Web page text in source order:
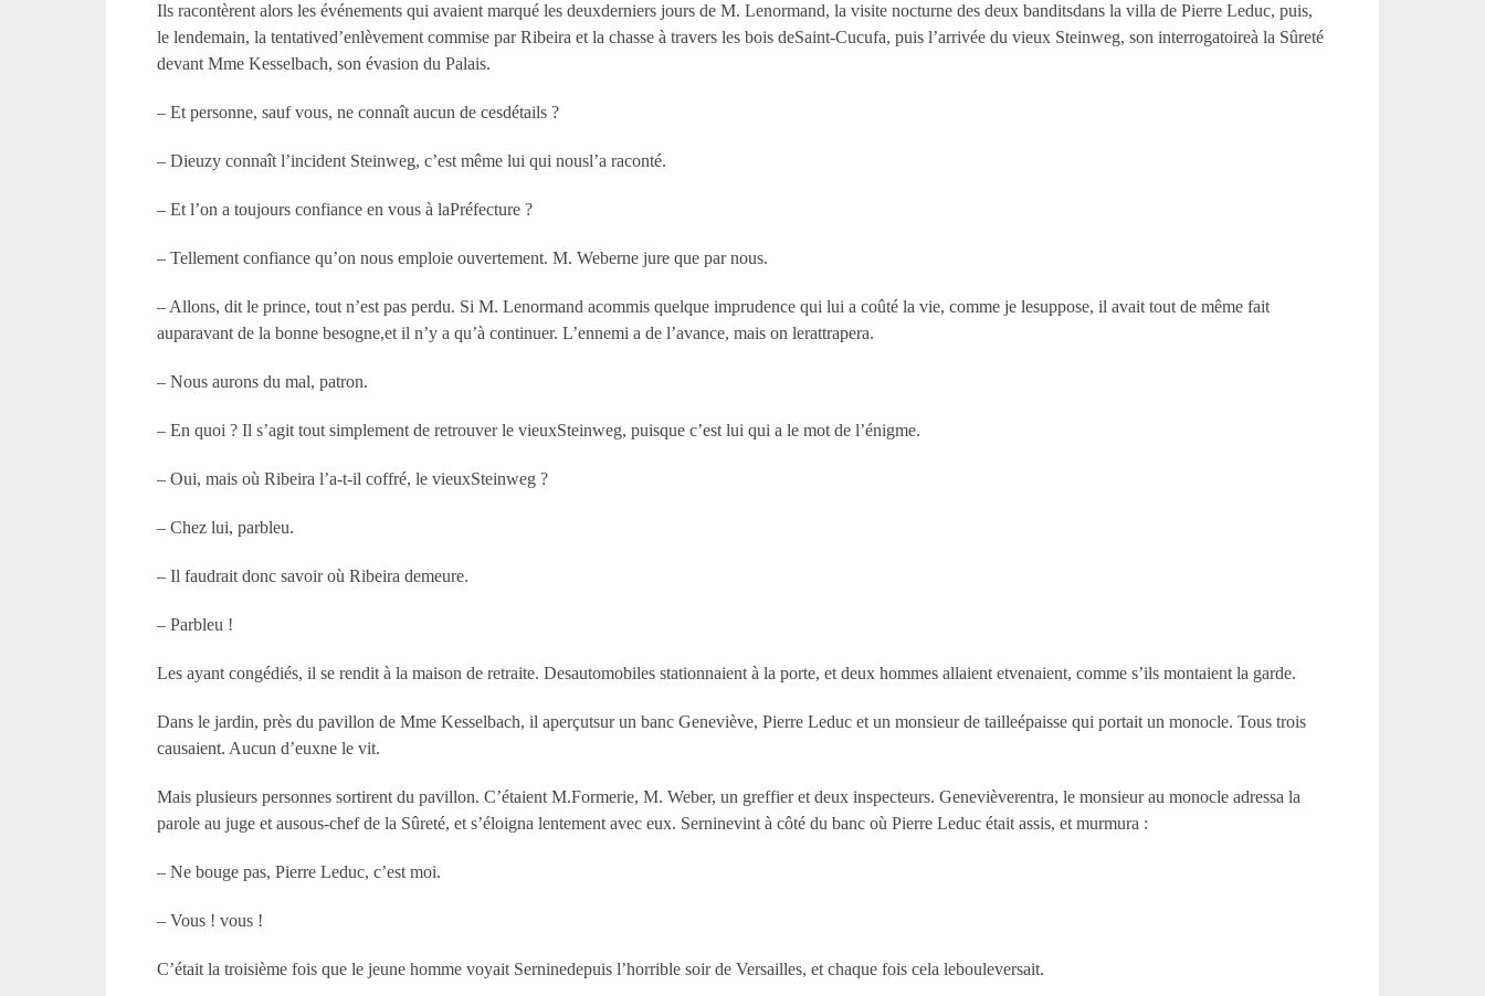
Ils racontèrent alors les événements qui avaient marqué les deuxderniers jours de M. Lenormand, la visite nocturne des deux banditsdans la villa de Pierre Leduc, puis,
le lendemain, la tentatived’enlèvement commise par Ribeira et la chasse à travers les bois deSaint-Cucufa, puis l’arrivée du vieux Steinweg, son interrogatoireà la Sûreté
devant Mme Kesselbach, son évasion du Palais.
– Et personne, sauf vous, ne connaît aucun de cesdétails ?
– Dieuzy connaît l’incident Steinweg, c’est même lui qui nousl’a raconté.
– Et l’on a toujours confiance en vous à laPréfecture ?
– Tellement confiance qu’on nous emploie ouvertement. M. Weberne jure que par nous.
– Allons, dit le prince, tout n’est pas perdu. Si M. Lenormand acommis quelque imprudence qui lui a coûté la vie, comme je lesuppose, il avait tout de même fait
auparavant de la bonne besogne,et il n’y a qu’à continuer. L’ennemi a de l’avance, mais on lerattrapera.
– Nous aurons du mal, patron.
– En quoi ? Il s’agit tout simplement de retrouver le vieuxSteinweg, puisque c’est lui qui a le mot de l’énigme.
– Oui, mais où Ribeira l’a-t-il coffré, le vieuxSteinweg ?
– Chez lui, parbleu.
– Il faudrait donc savoir où Ribeira demeure.
– Parbleu !
Les ayant congédiés, il se rendit à la maison de retraite. Desautomobiles stationnaient à la porte, et deux hommes allaient etvenaient, comme s’ils montaient la garde.
Dans le jardin, près du pavillon de Mme Kesselbach, il aperçutsur un banc Geneviève, Pierre Leduc et un monsieur de tailleépaisse qui portait un monocle. Tous trois
causaient. Aucun d’euxne le vit.
Mais plusieurs personnes sortirent du pavillon. C’étaient M.Formerie, M. Weber, un greffier et deux inspecteurs. Genevièverentra, le monsieur au monocle adressa la
parole au juge et ausous-chef de la Sûreté, et s’éloigna lentement avec eux. Serninevint à côté du banc où Pierre Leduc était assis, et murmura :
– Ne bouge pas, Pierre Leduc, c’est moi.
– Vous ! vous !
C’était la troisième fois que le jeune homme voyait Serninedepuis l’horrible soir de Versailles, et chaque fois cela lebouleversait.